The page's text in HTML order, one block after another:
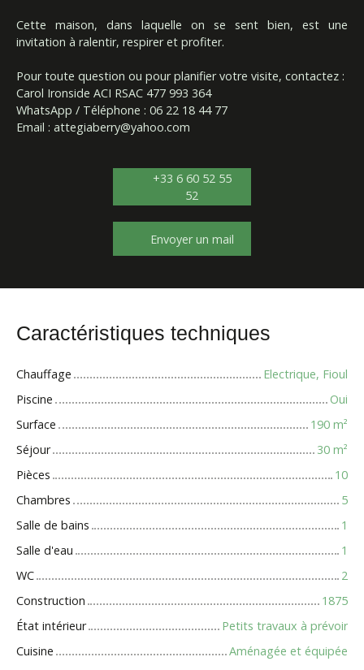
Cette maison, dans laquelle on se sent bien, est une
invitation à ralentir, respirer et profiter.
Pour toute question ou pour planifier votre visite, contactez :
Carol Ironside ACI RSAC 477 993 364
WhatsApp / Téléphone : 06 22 18 44 77
Email : attegiaberry@yahoo.com
+33 6 60 52 55
52
Envoyer un mail
Caractéristiques techniques
Chauffage
Electrique, Fioul
Piscine
Oui
Surface
190 m²
Séjour
30 m²
Pièces
10
Chambres
5
Salle de bains
1
Salle d'eau
1
WC
2
Construction
1875
État intérieur
Petits travaux à prévoir
Cuisine
Aménagée et équipée